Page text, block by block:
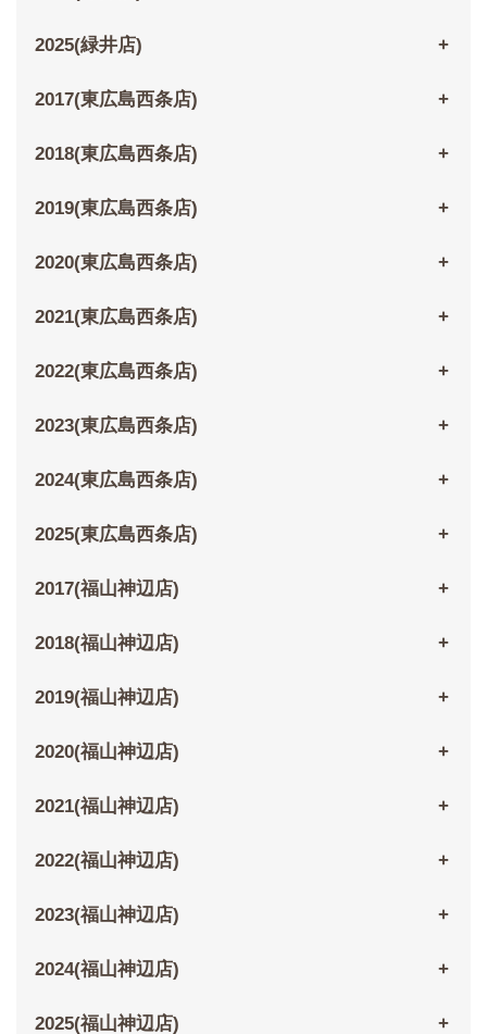
2025(緑井店)
2017(東広島西条店)
2018(東広島西条店)
2019(東広島西条店)
2020(東広島西条店)
2021(東広島西条店)
2022(東広島西条店)
2023(東広島西条店)
2024(東広島西条店)
2025(東広島西条店)
2017(福山神辺店)
2018(福山神辺店)
2019(福山神辺店)
2020(福山神辺店)
2021(福山神辺店)
2022(福山神辺店)
2023(福山神辺店)
2024(福山神辺店)
2025(福山神辺店)